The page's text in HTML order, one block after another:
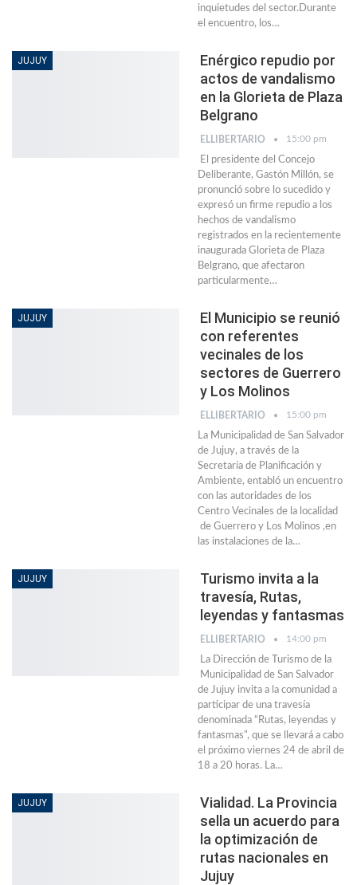
inquietudes del sector.Durante
el encuentro, los…
JUJUY
Enérgico repudio por
actos de vandalismo
en la Glorieta de Plaza
Belgrano
ELLIBERTARIO 15:00 pm
El presidente del Concejo
Deliberante, Gastón Millón, se
pronunció sobre lo sucedido y
expresó un firme repudio a los
hechos de vandalismo
registrados en la recientemente
inaugurada Glorieta de Plaza
Belgrano, que afectaron
particularmente…
JUJUY
El Municipio se reunió
con referentes
vecinales de los
sectores de Guerrero
y Los Molinos
ELLIBERTARIO 15:00 pm
La Municipalidad de San Salvador
de Jujuy, a través de la
Secretaría de Planificación y
Ambiente, entabló un encuentro
con las autoridades de los
Centro Vecinales de la localidad
de Guerrero y Los Molinos ,en
las instalaciones de la…
JUJUY
Turismo invita a la
travesía, Rutas,
leyendas y fantasmas
ELLIBERTARIO 14:00 pm
La Dirección de Turismo de la
Municipalidad de San Salvador
de Jujuy invita a la comunidad a
participar de una travesía
denominada “Rutas, leyendas y
fantasmas”, que se llevará a cabo
el próximo viernes 24 de abril de
18 a 20 horas. La…
JUJUY
Vialidad. La Provincia
sella un acuerdo para
la optimización de
rutas nacionales en
Jujuy